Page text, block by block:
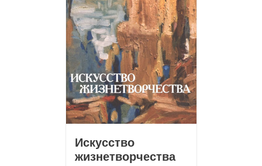
Искусство
жизнетворчества